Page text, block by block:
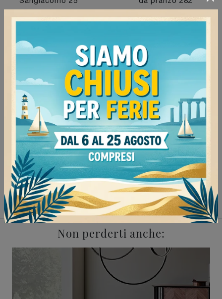
Materiale Stile Tipologia
I più visti a :
Mortara141 Pavia 161
134
Continua a navigare
Tavoli Sangiacomo Pavia
Tavoli Sangiacomo Mede
Tavoli Sangiacomo Vigevano
Tavoli Sangiacomo Mortara
Non perderti anche: